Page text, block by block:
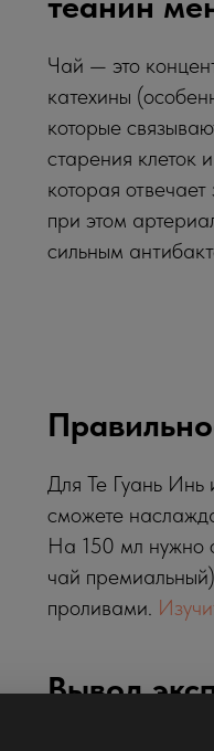
Чай — это
катехины
которые
старения клеток
которая
при этом
сильным
Для Те Гуань Инь
сможете
На 150 мл нужно
чай
проливами.
Вывод